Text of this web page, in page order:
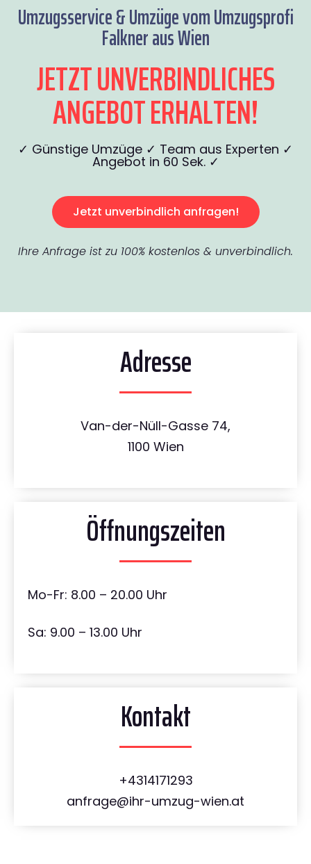
Umzugsservice & Umzüge vom Umzugsprofi
Falkner aus Wien
JETZT UNVERBINDLICHES
ANGEBOT ERHALTEN!
✓ Günstige Umzüge ✓ Team aus Experten ✓
Angebot in 60 Sek. ✓
Jetzt unverbindlich anfragen!
Ihre Anfrage ist zu 100% kostenlos & unverbindlich.
Adresse
Van-der-Nüll-Gasse 74,
1100 Wien
Öffnungszeiten
Mo-Fr: 8.00 – 20.00 Uhr
Sa: 9.00 – 13.00 Uhr
Kontakt
+4314171293
anfrage@ihr-umzug-wien.at